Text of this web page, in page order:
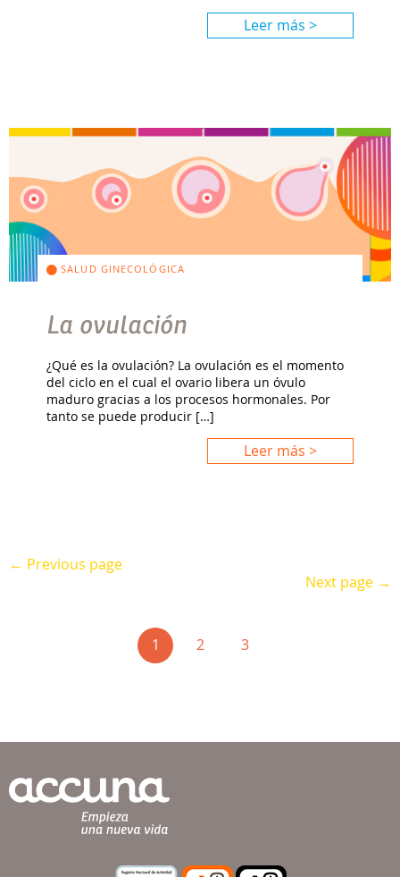
Leer más >
SALUD GINECOLÓGICA
La ovulación
¿Qué es la ovulación? La ovulación es el momento
del ciclo en el cual el ovario libera un óvulo
maduro gracias a los procesos hormonales. Por
tanto se puede producir […]
Leer más >
← Previous page
Next page →
1 (current)
2 3